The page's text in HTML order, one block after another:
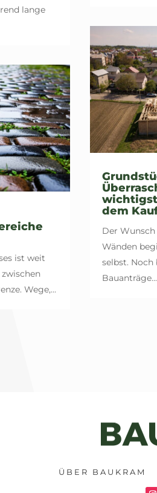
lange
ist weit
Wege,...
dem
Der
Wänden
selbst. Noch
Bauanträge...
ÜBER BAUKRAM